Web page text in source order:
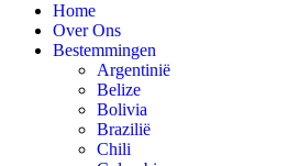
Home
Over Ons
Bestemmingen
Argentinië
Belize
Bolivia
Brazilië
Chili